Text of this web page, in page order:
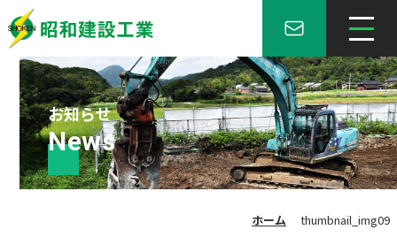
お知らせ
News
ホーム thumbnail_img09